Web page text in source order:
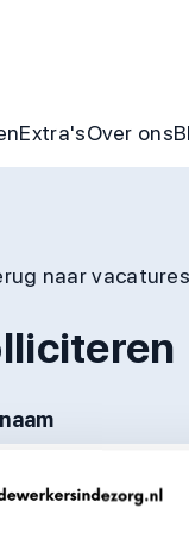
Extra'sOver ons
naar vacatures